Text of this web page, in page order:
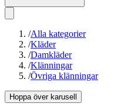
/Alla kategorier
/Kläder
/Damkläder
/Klänningar
/Övriga klänningar
Hoppa över karusell